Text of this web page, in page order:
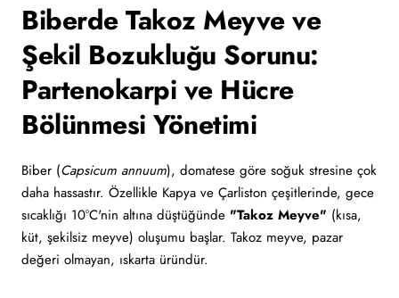
Biberde Takoz Meyve ve
Şekil Bozukluğu Sorunu:
Partenokarpi ve Hücre
Bölünmesi Yönetimi
Biber (Capsicum annuum), domatese göre soğuk stresine çok
daha hassastır. Özellikle Kapya ve Çarliston çeşitlerinde, gece
sıcaklığı 10°C'nin altına düştüğünde "Takoz Meyve" (kısa,
küt, şekilsiz meyve) oluşumu başlar. Takoz meyve, pazar
değeri olmayan, ıskarta üründür.